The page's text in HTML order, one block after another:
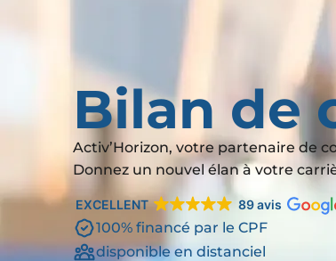
Bilan de
Activ’Horizon, votre partenaire de
Donnez un nouvel élan à votre
EXCELLENT 89 avis
100% financé par le CPF
disponible en distanciel